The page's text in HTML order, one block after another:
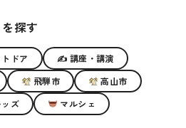
探す
ドア
✍ 講座・講演
飛騨市
高山市
ッズ マルシェ